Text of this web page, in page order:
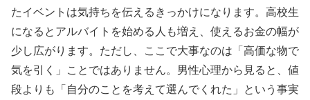
たイベントは気持ちを伝えるきっかけになります。高校生
になるとアルバイトを始める人も増え、使えるお金の幅が
少し広がります。ただし、ここで大事なのは「高価な物で
気を引く」ことではありません。男性心理から見ると、値
段よりも「自分のことを考えて選んでくれた」という事実